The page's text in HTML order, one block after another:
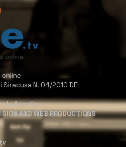
online
N. 04/2010 DEL
Accolla
AND WEB PRODUCTIONS